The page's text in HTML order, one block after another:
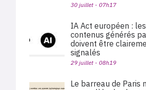
30 juillet - 07h17
IA Act européen : les
contenus générés
doivent être
signalés
29 juillet - 08h19
Le barreau de Paris